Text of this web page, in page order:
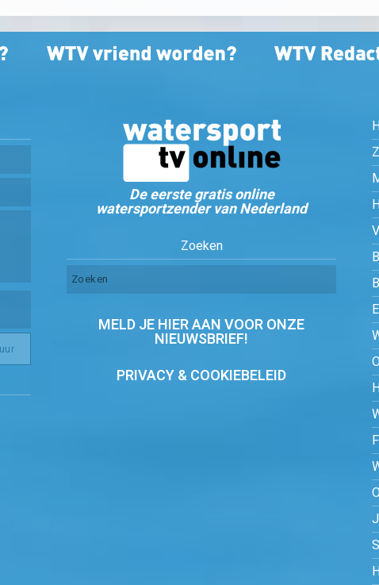
De eerste gratis online
watersportzender van Nederland
Zoeken
MELD JE HIER AAN VOOR ONZE
NIEUWSBRIEF!
PRIVACY & COOKIEBELEID